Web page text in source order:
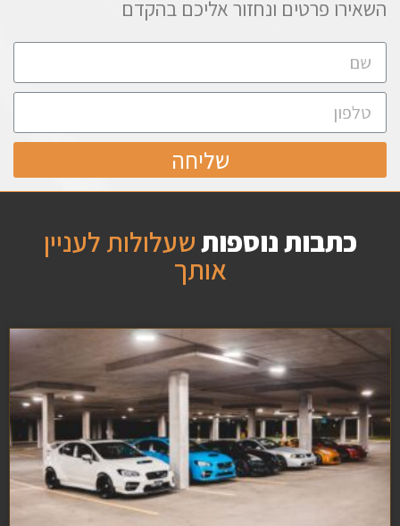
השאירו פרטים ונחזור אליכם בהקדם
שליחה
כתבות נוספותשעלולות לעניין
אותך